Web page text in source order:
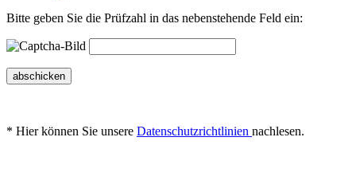
Bitte geben Sie die Prüfzahl in das nebenstehende Feld ein:
abschicken
* Hier können Sie unsere Datenschutzrichtlinien nachlesen.